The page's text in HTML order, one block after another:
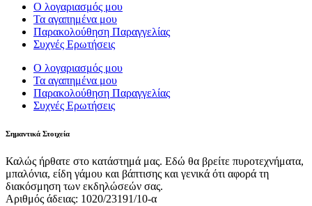
Ο λογαριασμός μου
Τα αγαπημένα μου
Παρακολούθηση Παραγγελίας
Συχνές Ερωτήσεις
Ο λογαριασμός μου
Τα αγαπημένα μου
Παρακολούθηση Παραγγελίας
Συχνές Ερωτήσεις
Σημαντικά Στοιχεία
Καλώς ήρθατε στο κατάστημά μας. Εδώ θα βρείτε πυροτεχνήματα,
μπαλόνια, είδη γάμου και βάπτισης και γενικά ότι αφορά τη
διακόσμηση των εκδηλώσεών σας.
Αριθμός άδειας: 1020/23191/10-α